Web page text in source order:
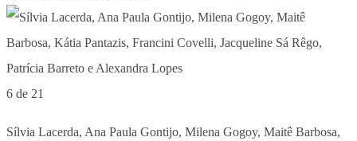
6 de 21
Sílvia Lacerda, Ana Paula Gontijo, Milena Gogoy, Maitê Barbosa,